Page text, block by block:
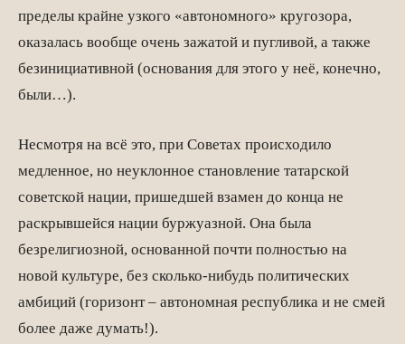
пределы крайне узкого «автономного» кругозора,
оказалась вообще очень зажатой и пугливой, а также
безинициативной (основания для этого у неё, конечно,
были…).
Несмотря на всё это, при Советах происходило
медленное, но неуклонное становление татарской
советской нации, пришедшей взамен до конца не
раскрывшейся нации буржуазной. Она была
безрелигиозной, основанной почти полностью на
новой культуре, без сколько-нибудь политических
амбиций (горизонт – автономная республика и не смей
более даже думать!).